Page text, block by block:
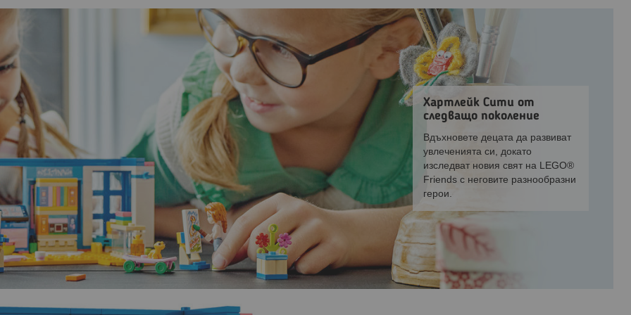
Хартлейк Сити от
следващо поколение
Вдъхновете децата да развиват
увлеченията си, докато
изследват новия свят на LEGO®
Friends с неговите разнообразни
герои.